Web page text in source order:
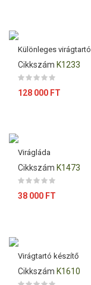
Különleges virágtartó
Cikkszám K1233
Ár
128 000 FT
Virágláda
Cikkszám K1473
Ár
38 000 FT
Virágtartó készítő
Cikkszám K1610